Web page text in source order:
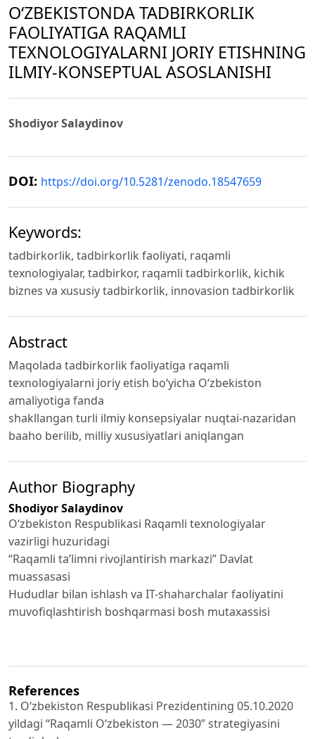
O‘ZBEKISTONDA TADBIRKORLIK
FAOLIYATIGA RAQAMLI
TEXNOLOGIYALARNI JORIY ETISHNING
ILMIY-KONSEPTUAL ASOSLANISHI
Shodiyor Salaydinov
DOI: https://doi.org/10.5281/zenodo.18547659
Keywords:
tadbirkorlik, tadbirkorlik faoliyati, raqamli
texnologiyalar, tadbirkor, raqamli tadbirkorlik, kichik
biznes va xususiy tadbirkorlik, innovasion tadbirkorlik
Abstract
Maqolada tadbirkorlik faoliyatiga raqamli
texnologiyalarni joriy etish bo‘yicha O‘zbekiston
amaliyotiga fanda
shakllangan turli ilmiy konsepsiyalar nuqtai-nazaridan
baaho berilib, milliy xususiyatlari aniqlangan
Author Biography
Shodiyor Salaydinov
O‘zbekiston Respublikasi Raqamli texnologiyalar
vazirligi huzuridagi
“Raqamli ta’limni rivojlantirish markazi” Davlat
muassasasi
Hududlar bilan ishlash va IT-shaharchalar faoliyatini
muvofiqlashtirish boshqarmasi bosh mutaxassisi
References
1. O‘zbekiston Respublikasi Prezidentining 05.10.2020
yildagi “Raqamli Oʻzbekiston — 2030” strategiyasini